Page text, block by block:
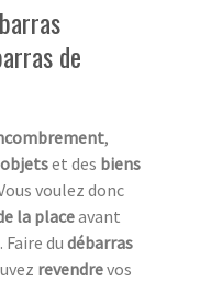
de
,
objetset des biens
voulez donc
la placeavant
Faire du débarras
revendrevos